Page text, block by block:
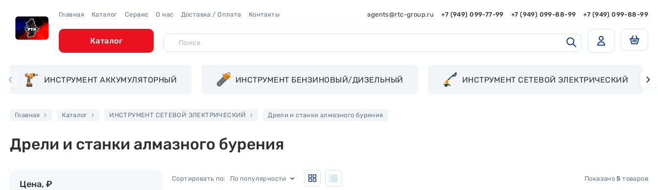
Главная Каталог Сервис О нас Доставка / Оплата Контакты agents@rtc-group.ru +7 (949) 099-77-99 +7 (949) 099-88-99 +7 (949) 099-88-99
Каталог
ИНСТРУМЕНТ АККУМУЛЯТОРНЫЙ ИНСТРУМЕНТ БЕНЗИНОВЫЙ/ДИЗЕЛЬНЫЙ ИНСТРУМЕНТ СЕТЕВОЙ ЭЛЕКТРИЧЕСКИЙ
Главная Каталог ИНСТРУМЕНТ СЕТЕВОЙ ЭЛЕКТРИЧЕСКИЙ Дрели и станки алмазного бурения
Дрели и станки алмазного бурения
Цена, ₽
Показано5 товаров
По популярности